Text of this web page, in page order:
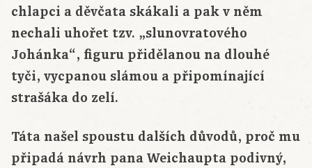
chlapci a děvčata skákali a pak v něm
nechali uhořet tzv. „slunovratového
Johánka“, figuru přidělanou na dlouhé
tyči, vycpanou slámou a připomínající
strašáka do zelí.
Táta našel spoustu dalších důvodů, proč mu
připadá návrh pana Weichaupta podivný,